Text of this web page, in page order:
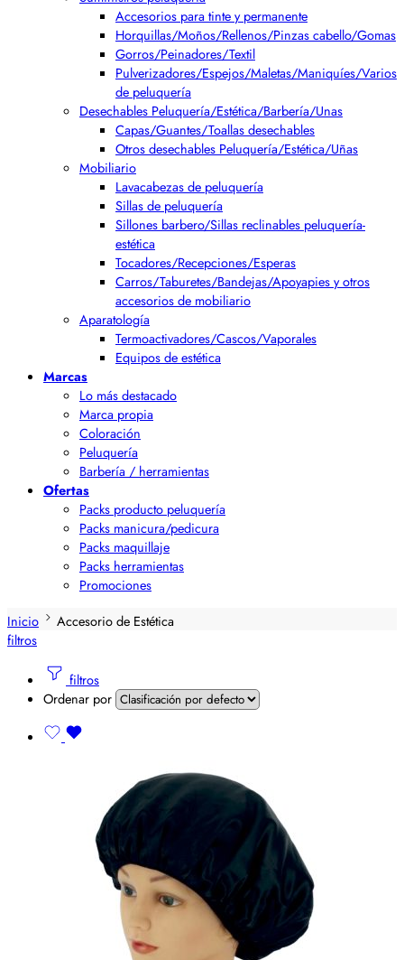
Accesorios para tinte y permanente
Horquillas/Moños/Rellenos/Pinzas cabello/Gomas
Gorros/Peinadores/Textil
Pulverizadores/Espejos/Maletas/Maniquíes/Varios
de peluquería
Desechables Peluquería/Estética/Barbería/Unas
Capas/Guantes/Toallas desechables
Otros desechables Peluquería/Estética/Uñas
Mobiliario
Lavacabezas de peluquería
Sillas de peluquería
Sillones barbero/Sillas reclinables peluquería-
estética
Tocadores/Recepciones/Esperas
Carros/Taburetes/Bandejas/Apoyapies y otros
accesorios de mobiliario
Aparatología
Termoactivadores/Cascos/Vaporales
Equipos de estética
Marcas
Lo más destacado
Marca propia
Coloración
Peluquería
Barbería / herramientas
Ofertas
Packs producto peluquería
Packs manicura/pedicura
Packs maquillaje
Packs herramientas
Promociones
Inicio
Accesorio de Estética
filtros
filtros
Ordenar por